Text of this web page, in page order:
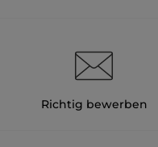
Richtig bewerben